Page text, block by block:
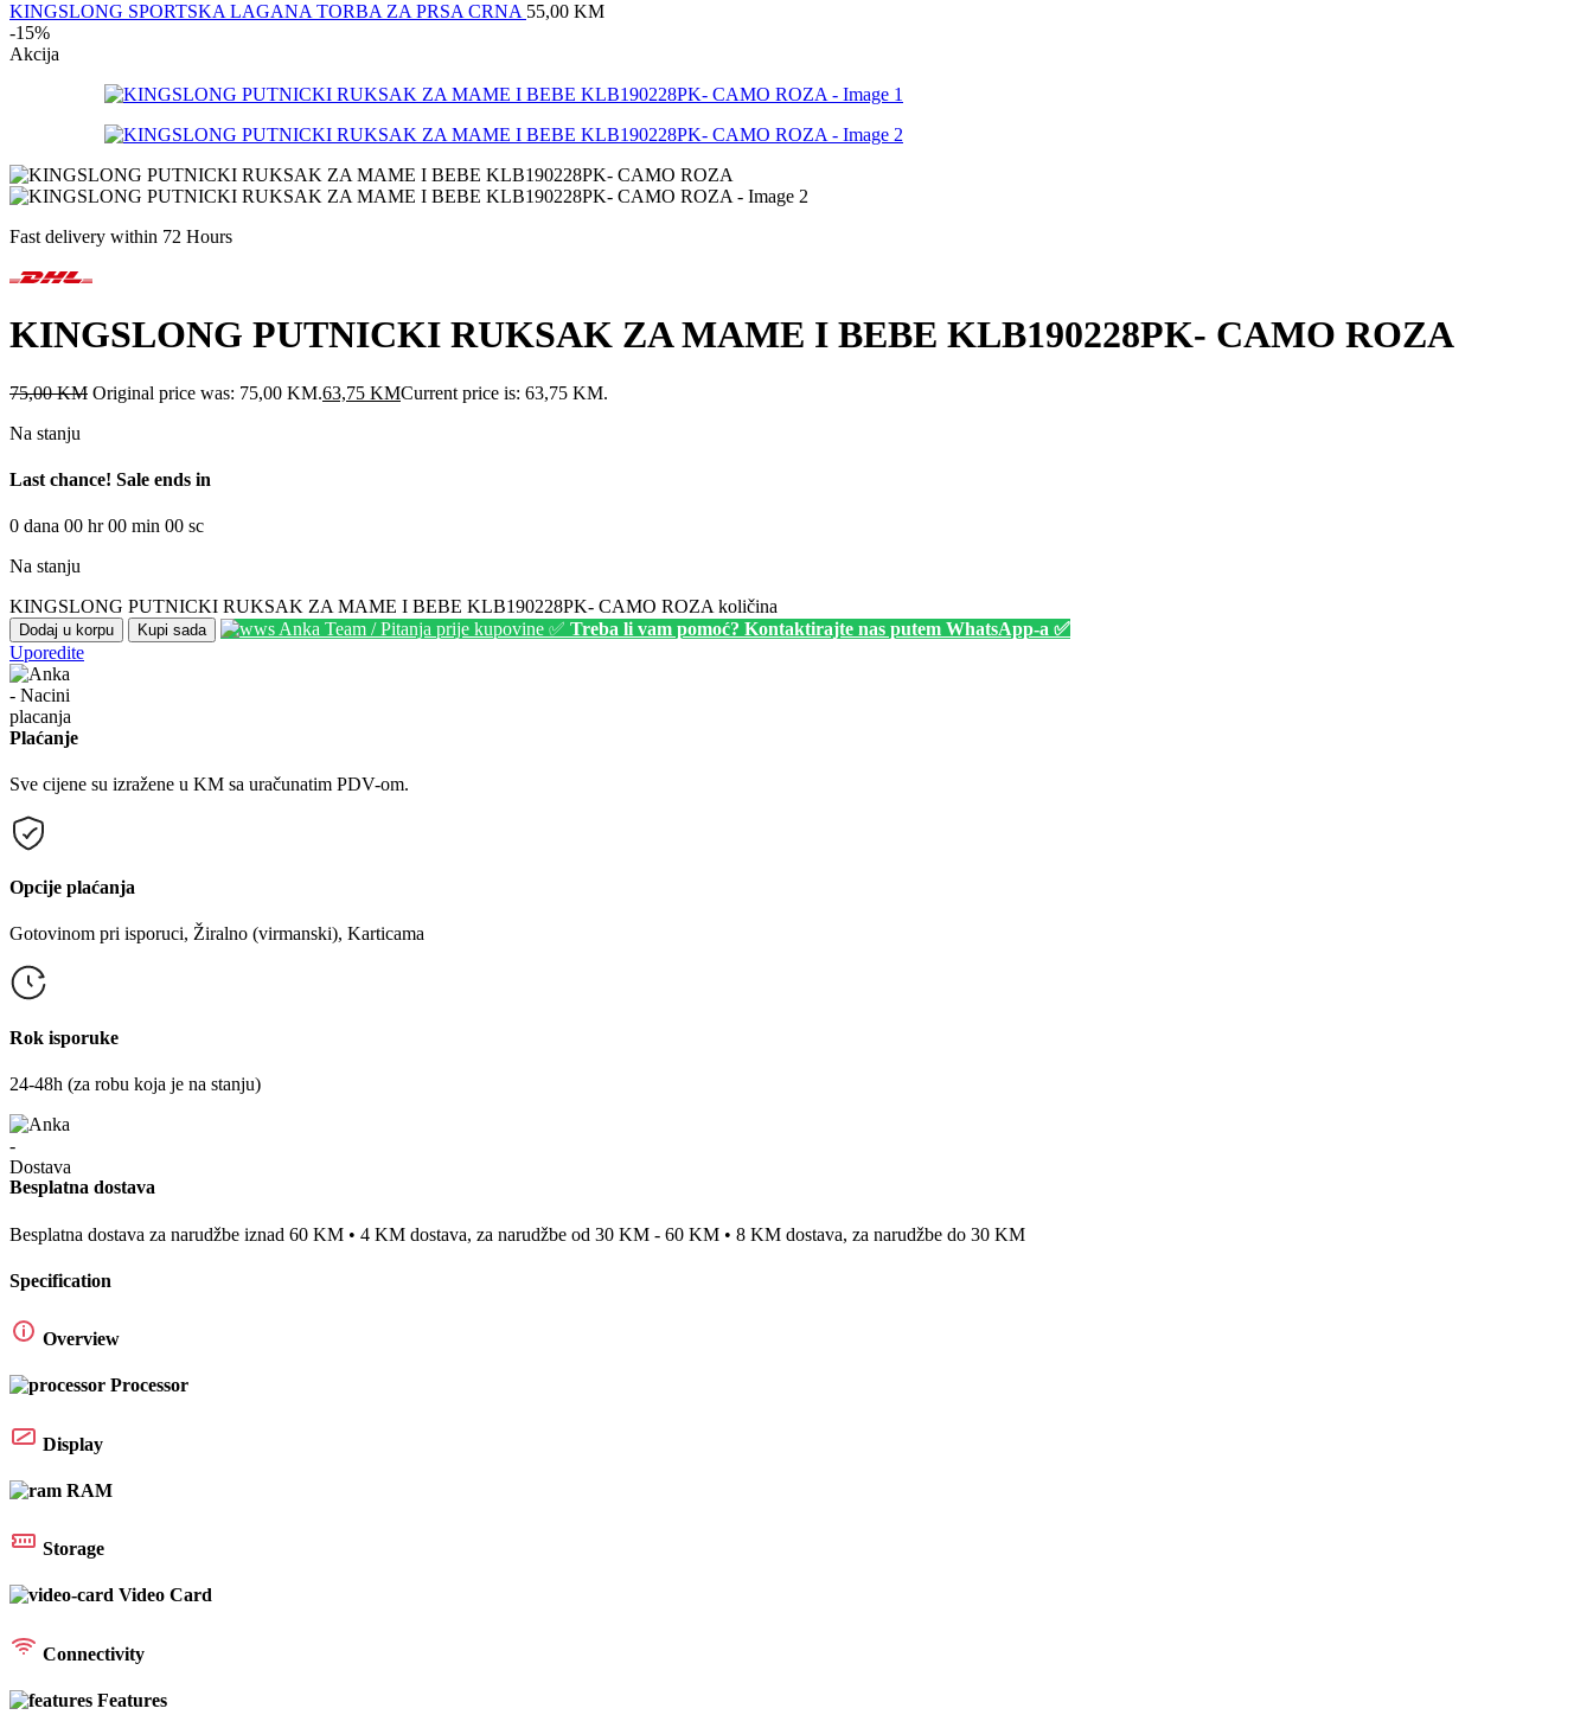
KINGSLONG SPORTSKA LAGANA TORBA ZA PRSA CRNA 55,00 KM
-15%
Akcija
Fast delivery within 72 Hours
KINGSLONG PUTNICKI RUKSAK ZA MAME I BEBE KLB190228PK- CAMO ROZA
75,00KM Original price was: 75,00 KM.63,75 KMCurrent price is: 63,75 KM.
Na stanju
Last chance! Sale ends in
0 dana 00 hr00 min 00 sc
Na stanju
KINGSLONG PUTNICKI RUKSAK ZA MAME I BEBE KLB190228PK- CAMO ROZA količina
Dodaj u korpu Kupi sada Anka Team / Pitanja prije kupovine ✅ Treba li vam pomoć? Kontaktirajte nas putem WhatsApp-a ✅
Uporedite
Plaćanje
Sve cijene su izražene u KM sa uračunatim PDV-om.
Opcije plaćanja
Gotovinom pri isporuci, Žiralno (virmanski), Karticama
Rok isporuke
24-48h (za robu koja je na stanju)
Besplatna dostava
Besplatna dostava za narudžbe iznad 60 KM • 4 KM dostava, za narudžbe od 30 KM - 60 KM • 8 KM dostava, za narudžbe do 30 KM
Specification
Overview
Processor
Display
RAM
Storage
Video Card
Connectivity
Features